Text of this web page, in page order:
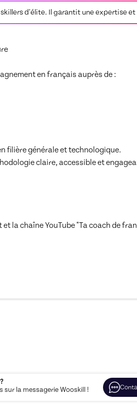
d'élite. Il garantit une expertise
en français auprès de :
filière générale et technologique.
claire, accessible et
la chaîne YouTube "Ta coach de
sur la messagerie Wooskill !